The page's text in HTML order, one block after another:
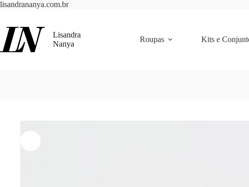
lisandrananya.com.brPular
conteúdo
Lisandra
Nanya
Roupas Kits e